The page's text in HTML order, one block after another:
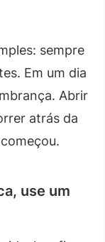
sempre
Em um dia
Abrir
atrás da
use um